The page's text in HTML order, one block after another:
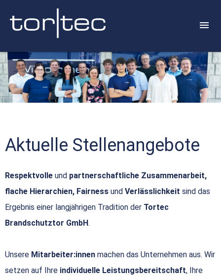
Aktuelle Stellenangebote
Respektvolle und partnerschaftliche Zusammenarbeit,
flache Hierarchien, Fairness und Verlässlichkeit sind das
Ergebnis einer langjährigen Tradition der Tortec
Brandschutztor GmbH.
Unsere Mitarbeiter:innen machen das Unternehmen aus. Wir
setzen auf Ihre individuelle Leistungsbereitschaft, Ihre